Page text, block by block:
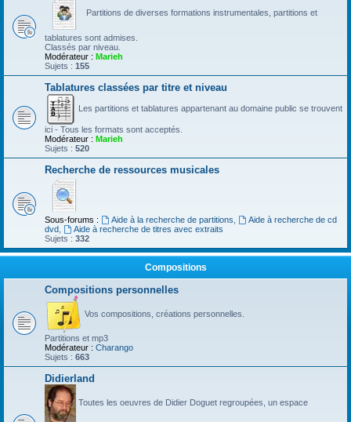
Partitions de diverses formations instrumentales, partitions et
tablatures sont admises.
Classés par niveau.
Modérateur : Marieh
Sujets : 155
Tablatures classées par titre et niveau
Les partitions et tablatures appartenant au domaine public se trouvent
ici - Tous les formats sont acceptés.
Modérateur : Marieh
Sujets : 520
Recherche de ressources musicales
Sous-forums : Aide à la recherche de partitions
Aide à recherche de cd
dvd
Aide à recherche de titres avec extraits
Sujets : 332
Compositions
Compositions personnelles
Vos compositions, créations personnelles.
Partitions et mp3
Modérateur : Charango
Sujets : 663
Didierland
Toutes les oeuvres de Didier Doguet regroupées, un espace